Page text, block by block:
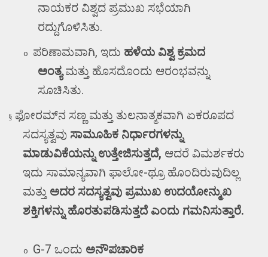
ನಾಯಕರ ವಿಶ್ವದ ಪ್ರಮುಖ ಸಭೆಯಾಗಿ
ರದ್ದುಗೊಳಿಸಿತು.
o ಪರಿಣಾಮವಾಗಿ, ಇದು ಹಳೆಯ ವಿಶ್ವ ಕ್ರಮದ
ಅಂತ್ಯ ಮತ್ತು ಹೊಸದೊಂದು ಆರಂಭವನ್ನು
ಸೂಚಿಸಿತು.
§ ಫೋರಮ್‌ನ ಸಣ್ಣ ಮತ್ತು ತುಲನಾತ್ಮಕವಾಗಿ ಏಕರೂಪದ
ಸದಸ್ಯತ್ವವು ಸಾಮೂಹಿಕ ನಿರ್ಧಾರಗಳನ್ನು
ಮಾಡುವಿಕೆಯನ್ನು ಉತ್ತೇಜಿಸುತ್ತದೆ, ಆದರೆ ವಿಮರ್ಶಕರು
ಇದು ಸಾಮಾನ್ಯವಾಗಿ ಫಾಲೋ-ಥ್ರೂ ಹೊಂದಿರುವುದಿಲ್ಲ
ಮತ್ತು ಅದರ ಸದಸ್ಯತ್ವವು ಪ್ರಮುಖ ಉದಯೋನ್ಮುಖ
ಶಕ್ತಿಗಳನ್ನು ಹೊರತುಪಡಿಸುತ್ತದೆ ಎಂದು ಗಮನಿಸುತ್ತಾರೆ.
o G-7ಒಂದು ಅನೌಪಚಾರಿಕ